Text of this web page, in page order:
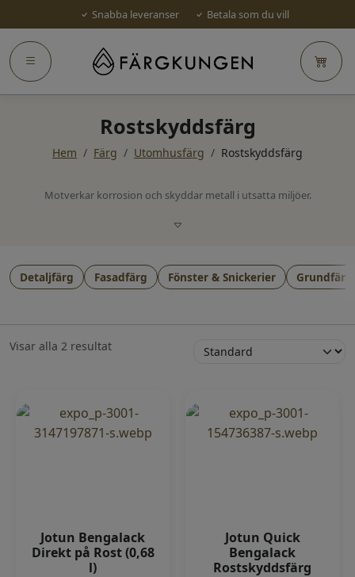
Snabba leveranser Betala som du vill
Rostskyddsfärg
Hem / Färg / Utomhusfärg / Rostskyddsfärg
Motverkar korrosion och skyddar metall i utsatta miljöer.
Detaljfärg Fasadfärg Fönster & Snickerier Grundfärg
Visar alla 2 resultat
Jotun Bengalack
Direkt på Rost (0,68
l)
Jotun Quick
Bengalack
Rostskyddsfärg